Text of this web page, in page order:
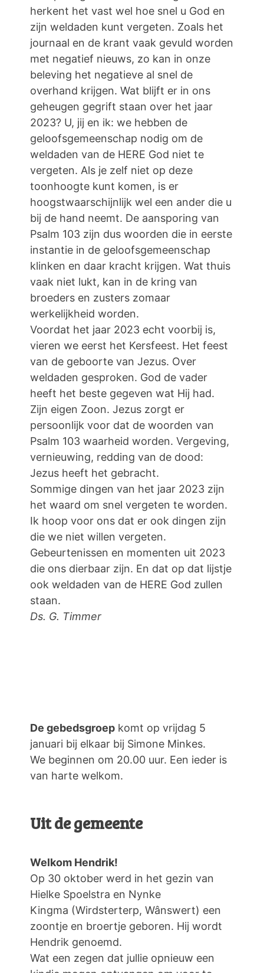
herkent het vast wel hoe snel u God en
zijn weldaden kunt vergeten. Zoals het
journaal en de krant vaak gevuld worden
met negatief nieuws, zo kan in onze
beleving het negatieve al snel de
overhand krijgen. Wat blijft er in ons
geheugen gegrift staan over het jaar
2023? U, jij en ik: we hebben de
geloofsgemeenschap nodig om de
weldaden van de HERE God niet te
vergeten. Als je zelf niet op deze
toonhoogte kunt komen, is er
hoogstwaarschijnlijk wel een ander die u
bij de hand neemt. De aansporing van
Psalm 103 zijn dus woorden die in eerste
instantie in de geloofsgemeenschap
klinken en daar kracht krijgen. Wat thuis
vaak niet lukt, kan in de kring van
broeders en zusters zomaar
werkelijkheid worden.
Voordat het jaar 2023 echt voorbij is,
vieren we eerst het Kersfeest. Het feest
van de geboorte van Jezus. Over
weldaden gesproken. God de vader
heeft het beste gegeven wat Hij had.
Zijn eigen Zoon. Jezus zorgt er
persoonlijk voor dat de woorden van
Psalm 103 waarheid worden. Vergeving,
vernieuwing, redding van de dood:
Jezus heeft het gebracht.
Sommige dingen van het jaar 2023 zijn
het waard om snel vergeten te worden.
Ik hoop voor ons dat er ook dingen zijn
die we niet willen vergeten.
Gebeurtenissen en momenten uit 2023
die ons dierbaar zijn. En dat op dat lijstje
ook weldaden van de HERE God zullen
staan.
Ds. G. Timmer
De gebedsgroep komt op vrijdag 5
januari bij elkaar bij Simone Minkes.
We beginnen om 20.00 uur. Een ieder is
van harte welkom.
Uit de gemeente
Welkom Hendrik!
Op 30 oktober werd in het gezin van
Hielke Spoelstra en Nynke
Kingma (Wirdsterterp, Wânswert) een
zoontje en broertje geboren. Hij wordt
Hendrik genoemd.
Wat een zegen dat jullie opnieuw een